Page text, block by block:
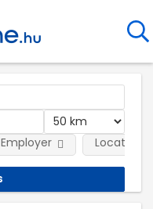
Employer Location